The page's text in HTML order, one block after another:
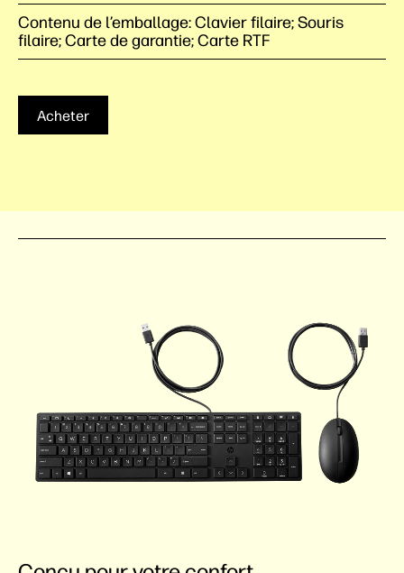
Contenu de l’emballage: Clavier filaire; Souris
filaire; Carte de garantie; Carte RTF
Acheter